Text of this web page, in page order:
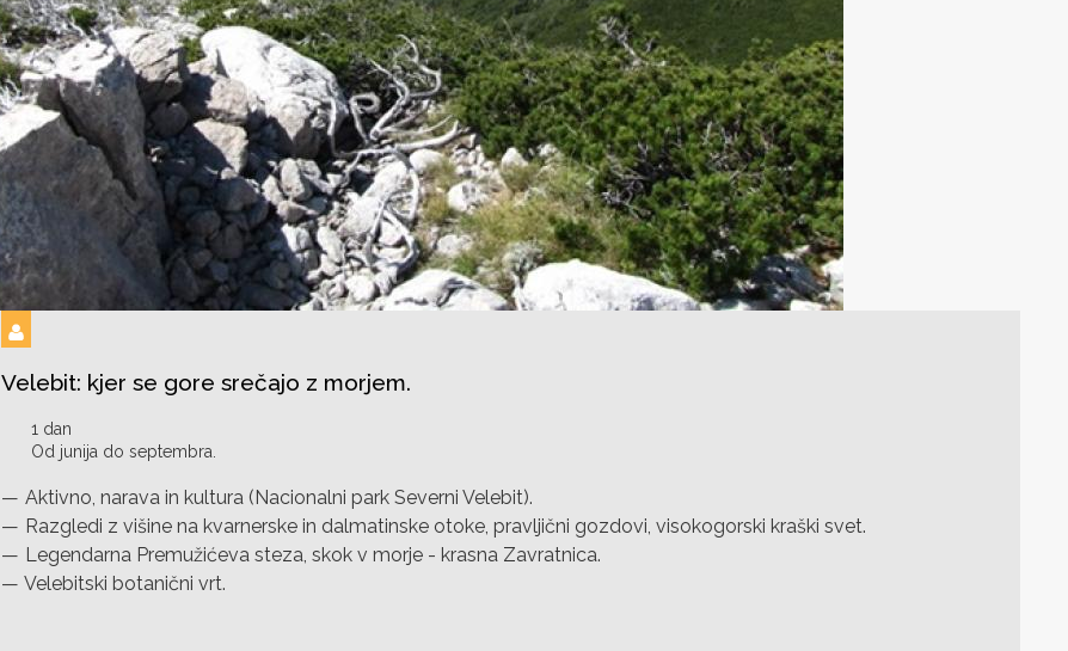
Velebit: kjer se gore srečajo z morjem.
1 dan
Od junija do septembra.
Aktivno, narava in kultura (Nacionalni park Severni Velebit).
Razgledi z višine na kvarnerske in dalmatinske otoke, pravljični gozdovi, visokogorski kraški svet.
Legendarna Premužićeva steza, skok v morje - krasna Zavratnica.
Velebitski botanični vrt.